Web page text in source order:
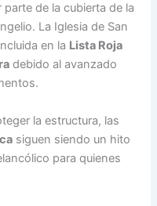
de la cubierta de la
La Iglesia de San
en la Lista Roja
debido al avanzado
la estructura, las
siguen siendo un hito
para quienes